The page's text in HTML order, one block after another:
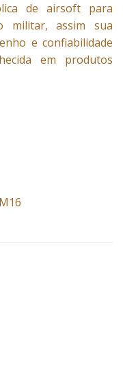
de airsoft para
militar, assim sua
e confiabilidade
em produtos